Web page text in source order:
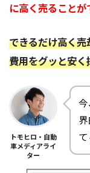
に高く売ることが
できるだけ高く
費用をグッと安
トモヒロ・自動
車メディアライ
ター
て